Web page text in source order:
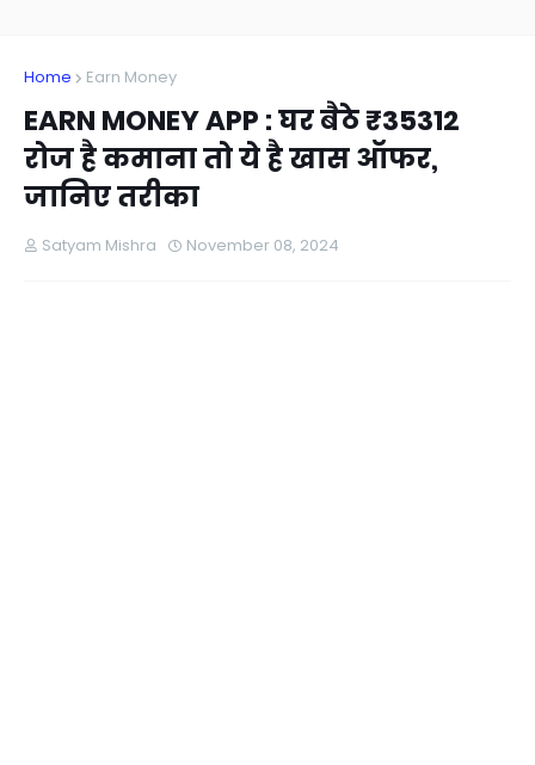
Home Earn Money
EARN MONEY APP : घर बैठे ₹35312
रोज है कमाना तो ये है खास ऑफर,
जानिए तरीका
Satyam Mishra November 08, 2024